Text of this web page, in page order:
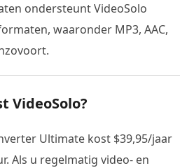
ondersteunt VideoSolo
waaronder MP3, AAC,
VideoSolo?
Ultimate kost $39,95/jaar
Als u regelmatig video- en